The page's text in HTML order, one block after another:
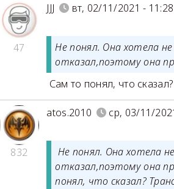
47
JJJ вт, 02/11/2021 - 11:28
Не понял. Она хотела
отказал,поэтому она
Сам то понял, что
832
atos.2010 ср, 03/11/
Не понял. Она хотела
отказал,поэтому она
понял, что сказал?